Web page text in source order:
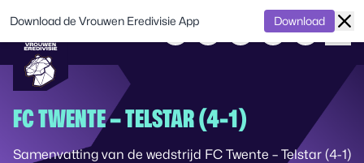
FC TWENTE – TELSTAR (4-1)
Samenvatting van de wedstrijd FC Twente – Telstar (4-1)
Download de Vrouwen Eredivisie App Download